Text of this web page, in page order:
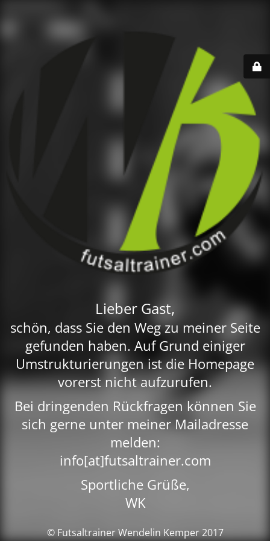
Lieber Gast,
schön, dass Sie den Weg zu meiner Seite
gefunden haben. Auf Grund einiger
Umstrukturierungen ist die Homepage
vorerst nicht aufzurufen.
Bei dringenden Rückfragen können Sie
sich gerne unter meiner Mailadresse
melden:
info[at]futsaltrainer.com
Sportliche Grüße,
WK
© Futsaltrainer Wendelin Kemper 2017